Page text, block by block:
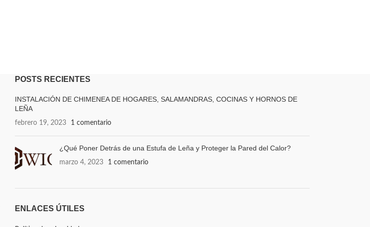
POSTS RECIENTES
INSTALACIÓN DE CHIMENEA DE HOGARES, SALAMANDRAS, COCINAS Y HORNOS DE
LEÑA
febrero 19, 2023 1 comentario
¿Qué Poner Detrás de una Estufa de Leña y Proteger la Pared del Calor?
marzo 4, 2023 1 comentario
ENLACES ÚTILES